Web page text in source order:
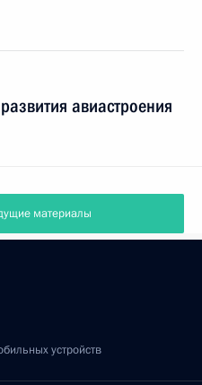
авиастроения
материалы
устройств